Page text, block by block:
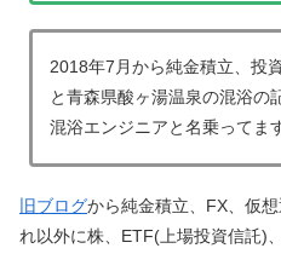
2018年7月から純金積立、投
と青森県酸ヶ湯温泉の混浴の
混浴エンジニアと名乗ってま
旧ブログから純金積立、FX、仮
れ以外に株、ETF(上場投資信託)